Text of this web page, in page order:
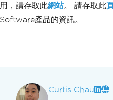
用，請存取此網站。 請存取此
Software產品的資訊。
Curtis Chau